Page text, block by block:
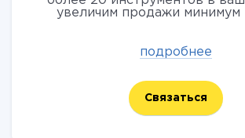
увеличим продажи минимум
подробнее
Связаться